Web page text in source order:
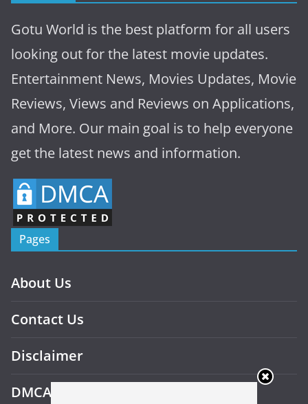
Gotu World is the best platform for all users
looking out for the latest movie updates.
Entertainment News, Movies Updates, Movie
Reviews, Views and Reviews on Applications,
and More. Our main goal is to help everyone
get the latest news and information.
Pages
About Us
Contact Us
Disclaimer
DMCA